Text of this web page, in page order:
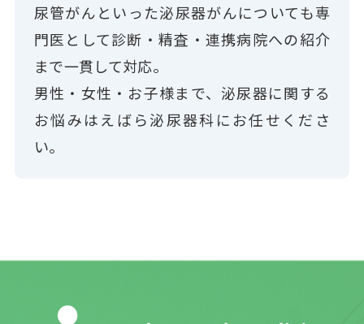
尿管がんといった泌尿器がんについても専
門医として診断・精査・連携病院への紹介
まで一貫して対応。
男性・女性・お子様まで、泌尿器に関する
お悩みはえばら泌尿器科にお任せくださ
い。